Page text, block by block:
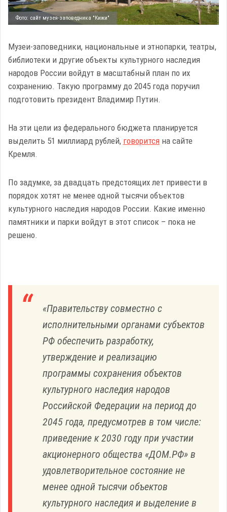
Фото: сайт музея-заповедника "Кижи"
Музеи-заповедники, национальные и этнопарки, театры,
библиотеки и другие объекты культурного наследия
народов России войдут в масштабный план по их
сохранению. Такую программу до 2045 года поручил
подготовить президент Владимир Путин.
На эти цели из федерального бюджета планируется
выделить 51 миллиард рублей, говорится на сайте
Кремля.
По задумке, за двадцать предстоящих лет привести в
порядок хотят не менее одной тысячи объектов
культурного наследия народов России. Какие именно
памятники и парки войдут в этот список – пока не
решено.
«Правительству совместно с
исполнительными органами субъектов
РФ обеспечить разработку,
утверждение и реализацию
программы сохранения объектов
культурного наследия народов
Российской Федерации на период до
2045 года, предусмотрев в том числе:
приведение к 2030 году при участии
акционерного общества «ДОМ.РФ» в
удовлетворительное состояние не
менее одной тысячи объектов
культурного наследия и выделение в